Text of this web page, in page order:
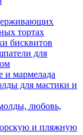
тортах
бисквитов
для
и мармелада
для мастики и
любовь,
и пляжную